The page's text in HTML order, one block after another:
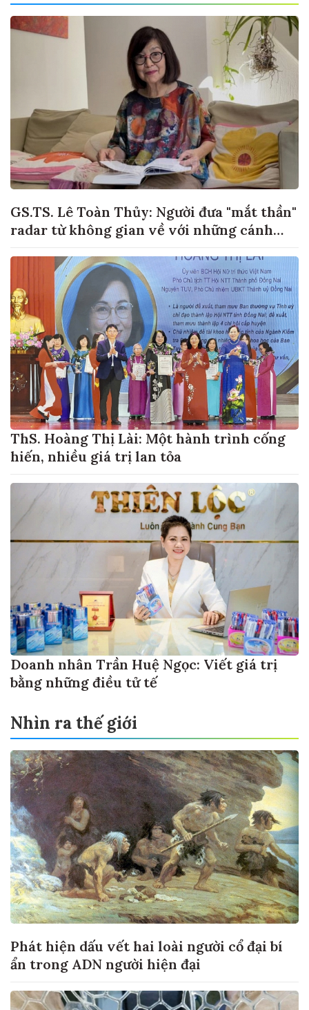
GS.TS. Lê Toàn Thủy: Người đưa "mắt thần"
radar từ không gian về với những cánh
ThS. Hoàng Thị Lài: Một hành trình cống
hiến, nhiều giá trị lan tỏa
Doanh nhân Trần Huệ Ngọc: Viết giá trị
bằng những điều tử tế
Nhìn ra thế giới
Phát hiện dấu vết hai loài người cổ đại bí
ẩn trong ADN người hiện đại